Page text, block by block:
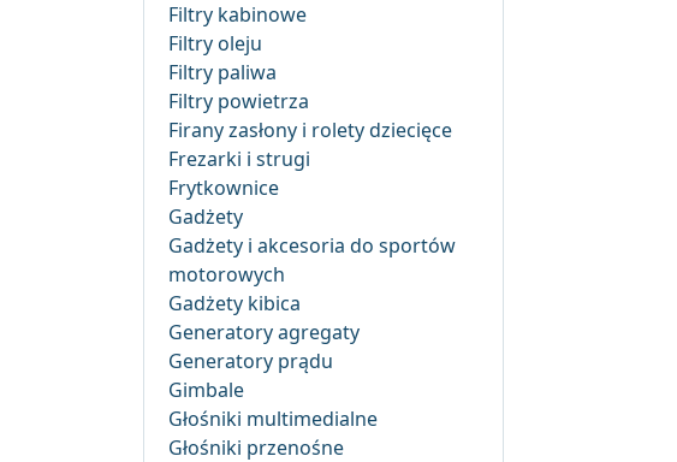
Filtry kabinowe
Filtry oleju
Filtry paliwa
Filtry powietrza
Firany zasłony i rolety dziecięce
Frezarki i strugi
Frytkownice
Gadżety
Gadżety i akcesoria do sportów
motorowych
Gadżety kibica
Generatory agregaty
Generatory prądu
Gimbale
Głośniki multimedialne
Głośniki przenośne